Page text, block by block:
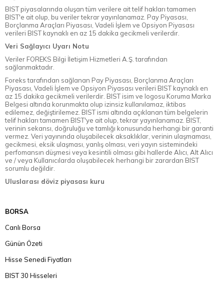
BIST piyasalarında oluşan tüm verilere ait telif hakları tamamen
BIST'e ait olup, bu veriler tekrar yayınlanamaz. Pay Piyasası,
Borçlanma Araçları Piyasası, Vadeli İşlem ve Opsiyon Piyasası
verileri BIST kaynaklı en az 15 dakika gecikmeli verilerdir.
Veri Sağlayıcı Uyarı Notu
Veriler FOREKS Bilgi İletişim Hizmetleri A.Ş. tarafından
sağlanmaktadır.
Foreks tarafından sağlanan Pay Piyasası, Borçlanma Araçları
Piyasası, Vadeli İşlem ve Opsiyon Piyasası verileri BIST kaynaklı en
az 15 dakika gecikmeli verilerdir. BIST isim ve logosu Koruma Marka
Belgesi altında korunmakta olup izinsiz kullanılamaz, iktibas
edilemez, değiştirilemez. BIST ismi altında açıklanan tüm belgelerin
telif hakları tamamen BIST'ye ait olup, tekrar yayınlanamaz. BIST,
verinin sekansı, doğruluğu ve tamlığı konusunda herhangi bir garanti
vermez. Veri yayınında oluşabilecek aksaklıklar, verinin ulaşmaması,
gecikmesi, eksik ulaşması, yanlış olması, veri yayın sistemindeki
perfomansın düşmesi veya kesintili olması gibi hallerde Alıcı, Alt Alıcı
ve / veya Kullanıcılarda oluşabilecek herhangi bir zarardan BIST
sorumlu değildir.
Uluslarası döviz piyasası kuru
BORSA
Canlı Borsa
Günün Özeti
Hisse Senedi Fiyatları
BIST 30 Hisseleri